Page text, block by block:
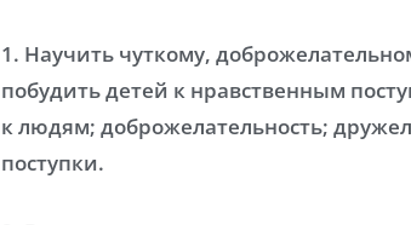
1. Научить чуткому,
побудить детей к нравственным
к людям; доброжелательность;
поступки.